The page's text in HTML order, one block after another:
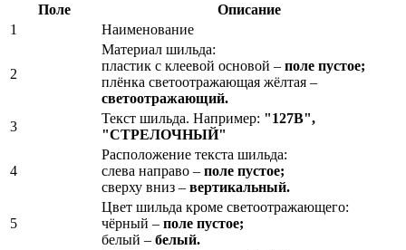
Поле
Описание
1
Наименование
2
Материал шильда:
пластик с клеевой основой – поле пустое;
плёнка светоотражающая жёлтая –
светоотражающий.
3
Текст шильда. Например: "127В",
"СТРЕЛОЧНЫЙ"
4
Расположение текста шильда:
слева направо – поле пустое;
сверху вниз – вертикальный.
5
Цвет шильда кроме светоотражающего:
чёрный – поле пустое;
белый – белый.